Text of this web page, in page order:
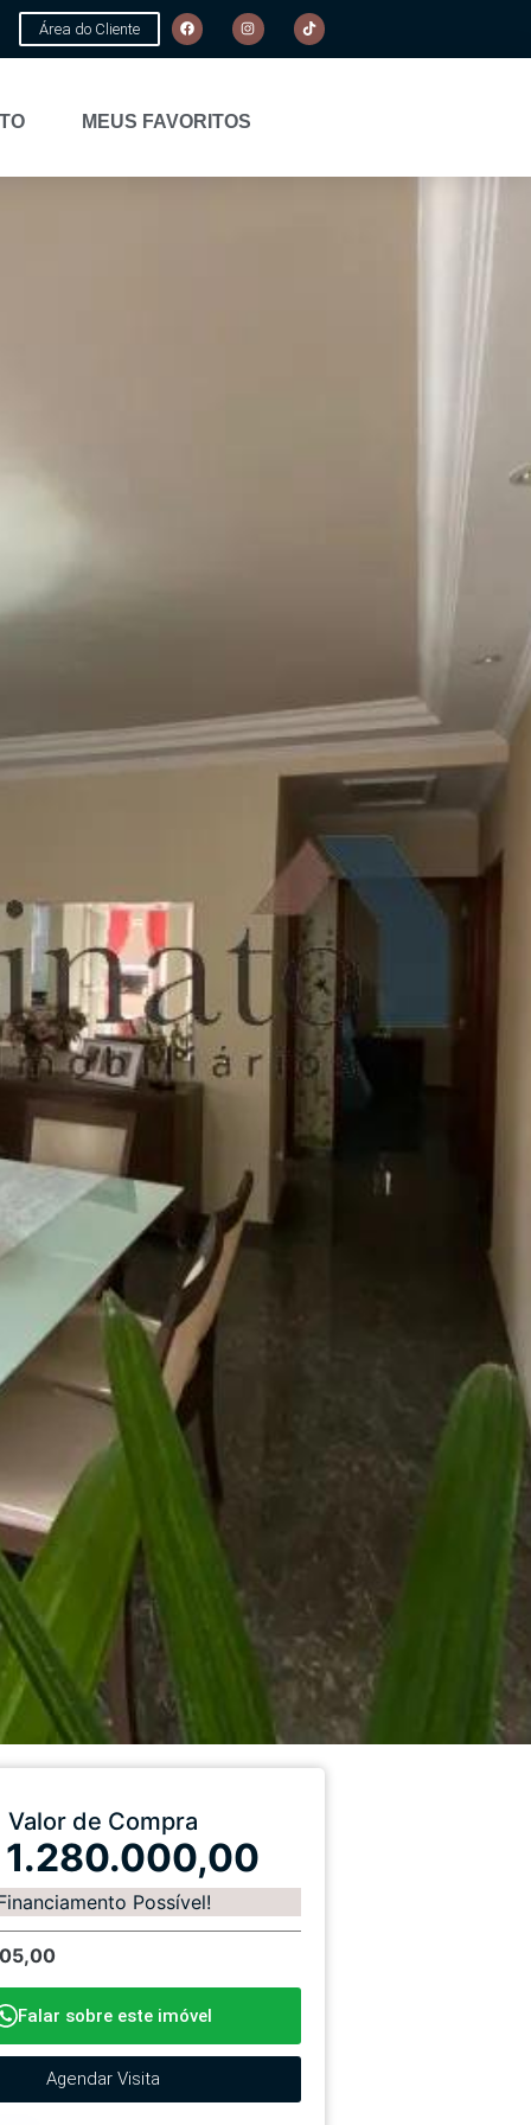
Área do Cliente
MEUS FAVORITOS
Valor de Compra
1.280.000,00
Possível!
Falar sobre este imóvel
Agendar Visita